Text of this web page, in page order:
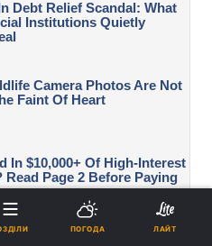
ПОГОДА ЛАЙТ